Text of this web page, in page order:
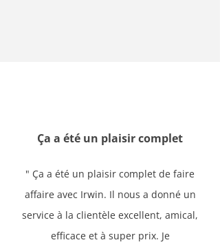
Ça a été un plaisir complet
" Ça a été un plaisir complet de faire
affaire avec Irwin. Il nous a donné un
service à la clientèle excellent, amical,
efficace et à super prix. Je